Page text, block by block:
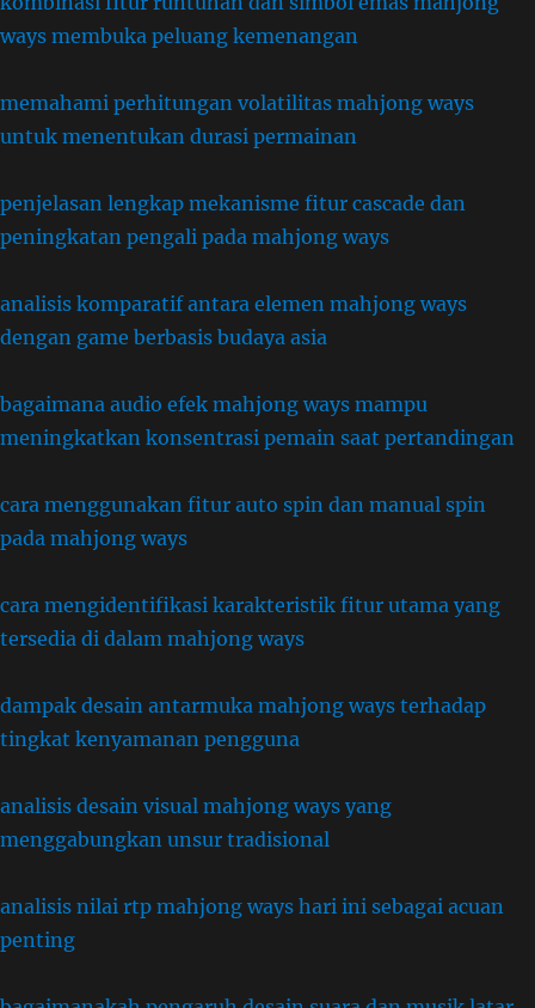
ways membuka peluang kemenangan
memahami perhitungan volatilitas mahjong ways
untuk menentukan durasi permainan
penjelasan lengkap mekanisme fitur cascade dan
peningkatan pengali pada mahjong ways
analisis komparatif antara elemen mahjong ways
dengan game berbasis budaya asia
bagaimana audio efek mahjong ways mampu
meningkatkan konsentrasi pemain saat pertandingan
cara menggunakan fitur auto spin dan manual spin
pada mahjong ways
cara mengidentifikasi karakteristik fitur utama yang
tersedia di dalam mahjong ways
dampak desain antarmuka mahjong ways terhadap
tingkat kenyamanan pengguna
analisis desain visual mahjong ways yang
menggabungkan unsur tradisional
analisis nilai rtp mahjong ways hari ini sebagai acuan
penting